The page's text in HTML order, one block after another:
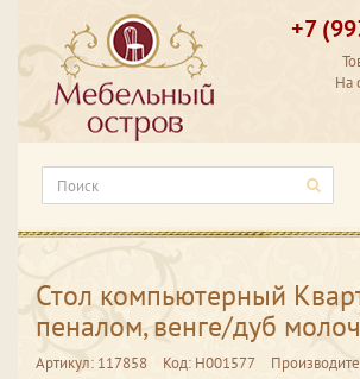
+7
На
Стол компьютерный
пеналом, венге/дуб
Артикул: 117858 Код: Н001577